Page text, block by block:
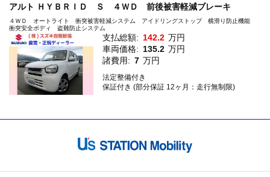
アルト ＨＹＢＲＩＤ Ｓ ４ＷＤ 前後被害軽減ブレーキ
４ＷＤ オートライト 衝突被害軽減システム アイドリングストップ 横滑り防止機能
衝突安全ボディ 盗難防止システム
支払総額: 142.2 万円
車両価格: 135.2 万円
諸費用: 7 万円
法定整備付き
保証付き (部分保証 12ヶ月：走行無制限)